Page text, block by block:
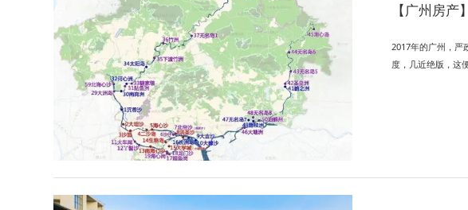
【广州房
2017年的广州，严
度，几近绝版，这